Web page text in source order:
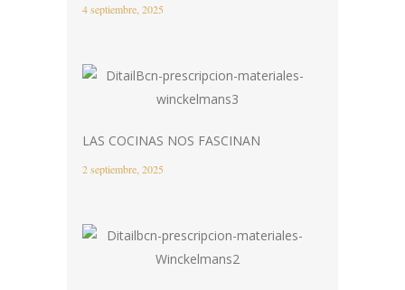
4 septiembre, 2025
LAS COCINAS NOS FASCINAN
2 septiembre, 2025